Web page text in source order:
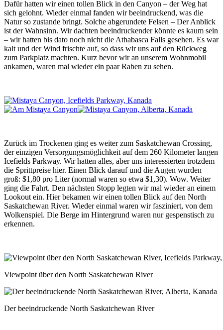
Dafür hatten wir einen tollen Blick in den Canyon – der Weg hat
sich gelohnt. Wieder einmal fanden wir beeindruckend, was die
Natur so zustande bringt. Solche abgerundete Felsen – Der Anblick
ist der Wahnsinn. Wir dachten beeindruckender könnte es kaum sein
– wir hatten bis dato noch nicht die Athabasca Falls gesehen. Es war
kalt und der Wind frischte auf, so dass wir uns auf den Rückweg
zum Parkplatz machten. Kurz bevor wir an unserem Wohnmobil
ankamen, waren mal wieder ein paar Raben zu sehen.
Zurück im Trockenen ging es weiter zum Saskatchewan Crossing,
der einzigen Versorgungsmöglichkeit auf dem 260 Kilometer langen
Icefields Parkway. Wir hatten alles, aber uns interessierten trotzdem
die Sprittpreise hier. Einen Blick darauf und die Augen wurden
groß: $1,80 pro Liter (normal waren so etwa $1,30). Wow. Weiter
ging die Fahrt. Den nächsten Stopp legten wir mal wieder an einem
Lookout ein. Hier bekamen wir einen tollen Blick auf den North
Saskatchewan River. Wieder einmal waren wir fasziniert, von dem
Wolkenspiel. Die Berge im Hintergrund waren nur gespenstisch zu
erkennen.
Viewpoint über den North Saskatchewan River
Der beeindruckende North Saskatchewan River